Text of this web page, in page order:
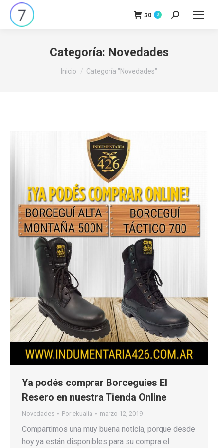
$0 0 Buscar:
Categoría: Novedades
Estás aquí:
Inicio Categoría "Novedades"
Ya podés comprar Borceguíes El
Resero en nuestra Tienda Online
Novedades Por ekualia marzo 12, 2019
Compartimos una muy buena noticia, porque desde
hoy ya están disponibles para su compra el